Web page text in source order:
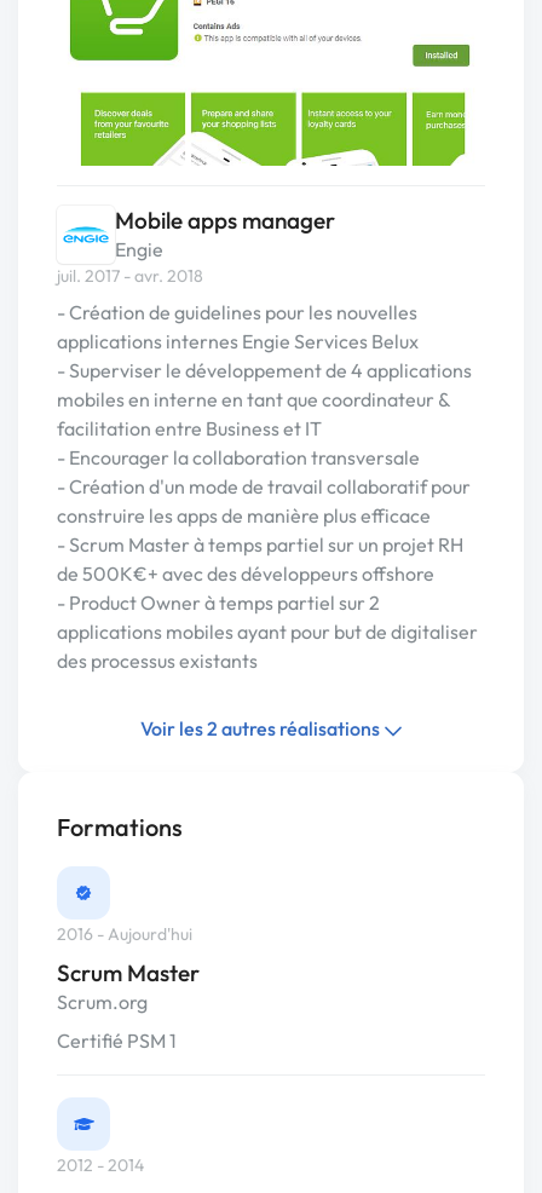
Mobile apps manager
Engie
juil. 2017 - avr. 2018
- Création de guidelines pour les nouvelles
applications internes Engie Services Belux
- Superviser le développement de 4 applications
mobiles en interne en tant que coordinateur &
facilitation entre Business et IT
- Encourager la collaboration transversale
- Création d'un mode de travail collaboratif pour
construire les apps de manière plus efficace
- Scrum Master à temps partiel sur un projet RH
de 500K€+ avec des développeurs offshore
- Product Owner à temps partiel sur 2
applications mobiles ayant pour but de digitaliser
des processus existants
Voir les 2 autres réalisations
Formations
2016 - Aujourd'hui
Scrum Master
Scrum.org
Certifié PSM 1
2012 - 2014